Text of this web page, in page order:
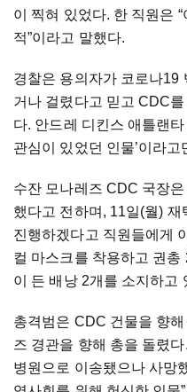
이 찍혀 있었다. 한 직원은
적”이라고 말했다.
경찰은 용의자가 코로나19
거나 걸렸다고 믿고 CDC
다. 안드레 디킨스 애틀랜
관심이 있었던 인물’이라고
수잔 모나레즈 CDC 국장
했다고 전하며, 11일(월)
진행하겠다고 직원들에게
컬 마스크를 착용하고 권
이 든 배낭 2개를 소지하고
총격범은 CDC 건물을 향
즈 경관을 향해 총을 돌렸
병원으로 이송됐으나 사망